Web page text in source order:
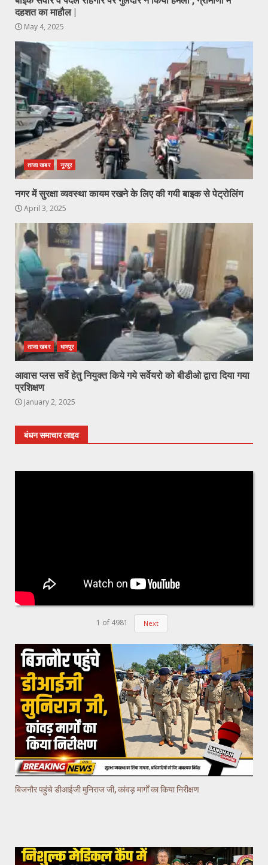
दहशत का माहौल |
May 4, 2025
ताजा खबर नूरपुर
नगर में सुरक्षा व्यवस्था कायम रखने के लिए की गयी बाइक से पेट्रोलिंग
April 3, 2025
ताजा खबर धामपुर
आवास प्लस सर्वे हेतु नियुक्त किये गये सर्वेयरो को बीडीओ द्वारा दिया गया
प्रशिक्षण
January 2, 2025
बंधन समाचार लाइव
1 of 4981 Next
बिजनौर पहुंचे डीआईजी मुनिराज जी, कांवड़ मार्गों का किया निरीक्षण